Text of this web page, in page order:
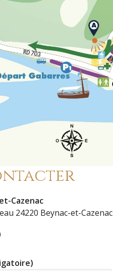
Cazenac
24220 Beynac-et-Cazenac